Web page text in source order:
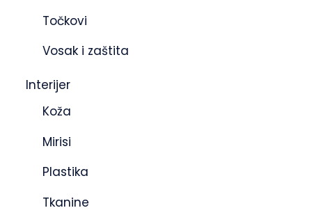
Točkovi
Vosak i zaštita
Interijer
Koža
Mirisi
Plastika
Tkanine